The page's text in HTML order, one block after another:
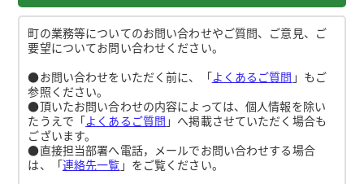
町の業務等についてのお問い合わせやご質問、ご意見、ご
要望についてお問い合わせください。
●お問い合わせをいただく前に、「よくあるご質問 」もご
参照ください。
●頂いたお問い合わせの内容によっては、個人情報を除い
たうえで「よくあるご質問 」へ掲載させていただく場合も
ございます。
●直接担当部署へ電話，メールでお問い合わせする場合
は、「連絡先一覧 」をご覧ください。